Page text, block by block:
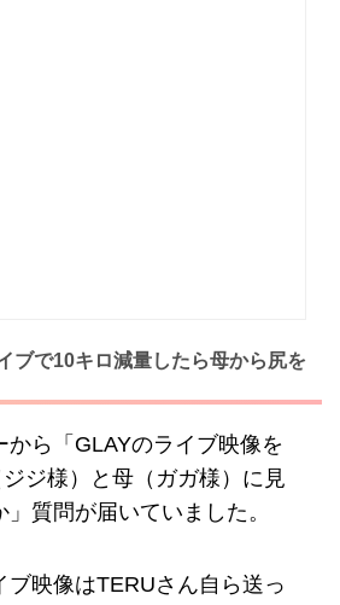
ブで10キロ減量したら母から尻を
から「GLAYのライブ映像を
ジ様）と母（ガガ様）に見
質問が届いていました。
ブ映像はTERUさん自ら送っ